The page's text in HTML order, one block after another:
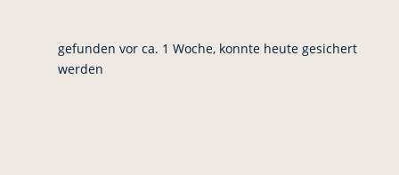
gefunden vor ca. 1 Woche, konnte heute gesichert
werden